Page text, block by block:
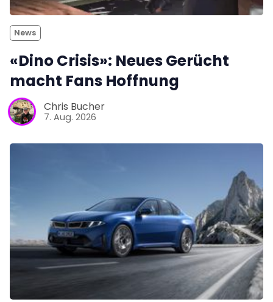
News
«Dino Crisis»: Neues Gerücht
macht Fans Hoffnung
Chris Bucher
7. Aug. 2026